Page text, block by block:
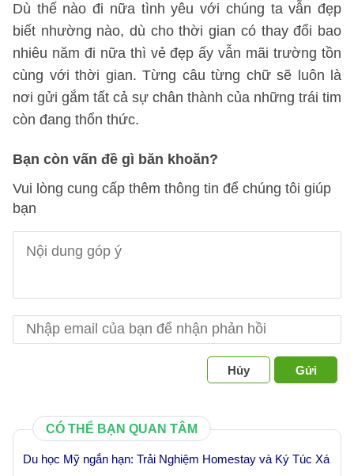
Dù thế nào đi nữa tình yêu với chúng ta vẫn đẹp
biết nhường nào, dù cho thời gian có thay đổi bao
nhiêu năm đi nữa thì vẻ đẹp ấy vẫn mãi trường tồn
cùng với thời gian. Từng câu từng chữ sẽ luôn là
nơi gửi gắm tất cả sự chân thành của những trái tim
còn đang thổn thức.
Bạn còn vấn đề gì băn khoăn?
Vui lòng cung cấp thêm thông tin để chúng tôi giúp
bạn
Hủy Gửi
CÓ THỂ BẠN QUAN TÂM
Du học Mỹ ngắn hạn: Trải Nghiệm Homestay và Ký Túc Xá